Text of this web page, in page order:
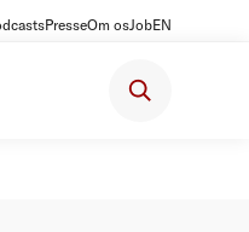
PresseOm osJobEN